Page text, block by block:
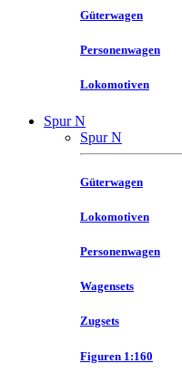
Güterwagen
Personenwagen
Lokomotiven
Spur N
Spur N
Güterwagen
Lokomotiven
Personenwagen
Wagensets
Zugsets
Figuren 1:160